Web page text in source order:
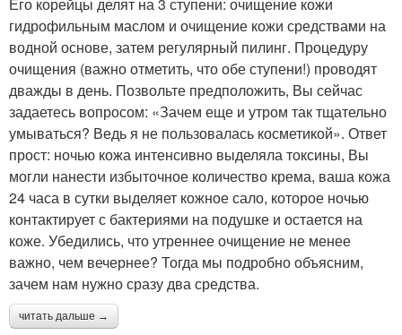
гидрофильным маслом и очищение кожи средствами на
водной основе, затем регулярный пилинг. Процедуру
очищения (важно отметить, что обе ступени!) проводят
дважды в день. Позвольте предположить, Вы сейчас
задаетесь вопросом: «Зачем еще и утром так тщательно
умываться? Ведь я не пользовалась косметикой». Ответ
прост: ночью кожа интенсивно выделяла токсины, Вы
могли нанести избыточное количество крема, ваша кожа
24 часа в сутки выделяет кожное сало, которое ночью
контактирует с бактериями на подушке и остается на
коже. Убедились, что утреннее очищение не менее
важно, чем вечернее? Тогда мы подробно объясним,
зачем нам нужно сразу два средства.
читать дальше →